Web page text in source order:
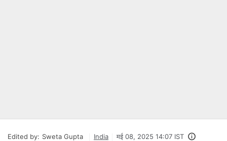
Edited by: Sweta Gupta India मई 08, 2025 14:07 IST